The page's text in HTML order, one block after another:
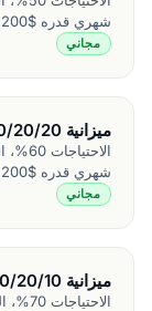
شهري قدره $5,200.
مجاني
ميزانية 60/20/20
شهري قدره $5,200.
مجاني
ميزانية 70/20/10